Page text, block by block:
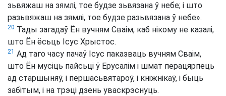
зьвяжаш на зямлі, тое будзе зьвязана ў небе; і што
разьвяжаш на зямлі, тое будзе разьвязана ў небе».
20 Тады загадаў Ён вучням Сваім, каб нікому не казалі,
што Ён ёсьць Ісус Хрыстос.
21 Ад таго часу пачаў Ісус паказваць вучням Сваім,
што Ён мусіць пайсьці ў Ерусалім і шмат перацярпець
ад старшыняў, і першасьвятароў, і кніжнікаў, і быць
забітым, і на трэці дзень уваскрэснуць.